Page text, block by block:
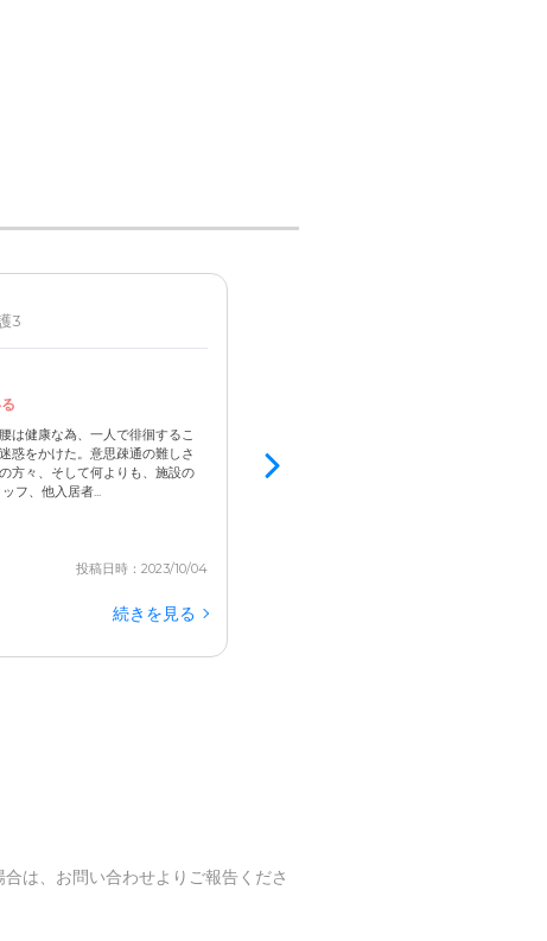
希望やお
に過ごしていただけます。
3
は健康な為、一人で徘徊するこ
惑をかけた。意思疎通の難しさ
方々、そして何よりも、施設の
フ、他入居者...
投稿日時：2023/10/04
続きを見る
護について相談をするとともに、介護施設につ
かを確認していた 見学したところ、コンパクト
は、お問い合わせよりご報告くださ